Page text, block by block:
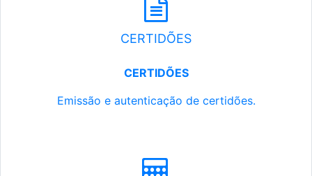
CERTIDÕES
CERTIDÕES
Emissão e autenticação de certidões.